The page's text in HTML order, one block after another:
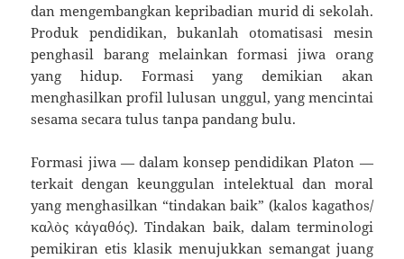
dan mengembangkan kepribadian murid di sekolah.
Produk pendidikan, bukanlah otomatisasi mesin
penghasil barang melainkan formasi jiwa orang
yang hidup. Formasi yang demikian akan
menghasilkan profil lulusan unggul, yang mencintai
sesama secara tulus tanpa pandang bulu.
Formasi jiwa — dalam konsep pendidikan Platon —
terkait dengan keunggulan intelektual dan moral
yang menghasilkan “tindakan baik” (kalos kagathos/
καλὸς κἀγαθός). Tindakan baik, dalam terminologi
pemikiran etis klasik menujukkan semangat juang